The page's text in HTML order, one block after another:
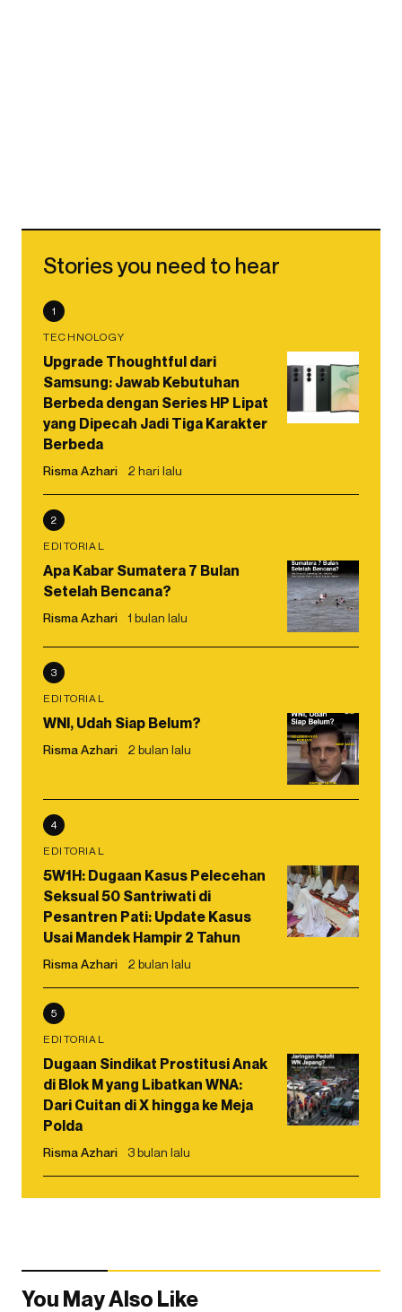
Stories you need to hear
1
TECHNOLOGY
Upgrade Thoughtful dari
Samsung: Jawab Kebutuhan
Berbeda dengan Series HP Lipat
yang Dipecah Jadi Tiga Karakter
Berbeda
Risma Azhari 2 hari lalu
2
EDITORIAL
Apa Kabar Sumatera 7 Bulan
Setelah Bencana?
Risma Azhari 1 bulan lalu
3
EDITORIAL
WNI, Udah Siap Belum?
Risma Azhari 2 bulan lalu
4
EDITORIAL
5W1H: Dugaan Kasus Pelecehan
Seksual 50 Santriwati di
Pesantren Pati: Update Kasus
Usai Mandek Hampir 2 Tahun
Risma Azhari 2 bulan lalu
5
EDITORIAL
Dugaan Sindikat Prostitusi Anak
di Blok M yang Libatkan WNA:
Dari Cuitan di X hingga ke Meja
Polda
Risma Azhari 3 bulan lalu
You May Also Like